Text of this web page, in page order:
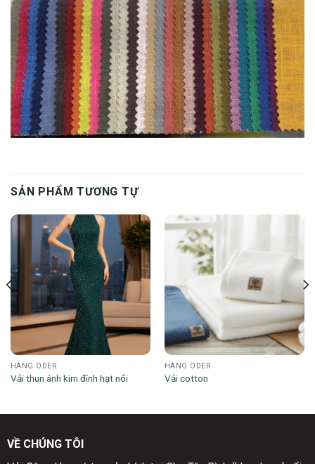
SẢN PHẨM TƯƠNG TỰ
HÀNG ODER
Vải thun ánh kim đính hạt nổi
HÀNG ODER
Vải cotton
VỀ CHÚNG TÔI